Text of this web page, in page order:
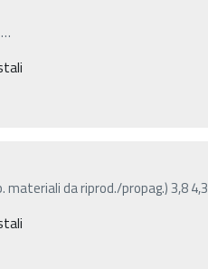
materiali da riprod./propag.) 3,8 4,3